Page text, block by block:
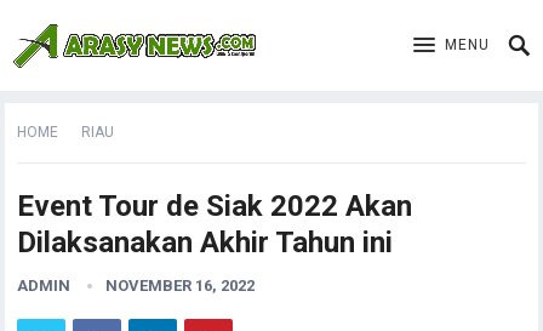
MENU
HOME RIAU
Event Tour de Siak 2022 Akan
Dilaksanakan Akhir Tahun ini
ADMIN NOVEMBER 16, 2022